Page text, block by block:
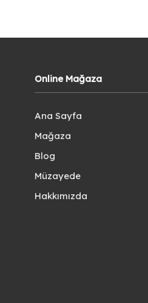
Online Mağaza
Ana Sayfa
Mağaza
Blog
Müzayede
Hakkımızda